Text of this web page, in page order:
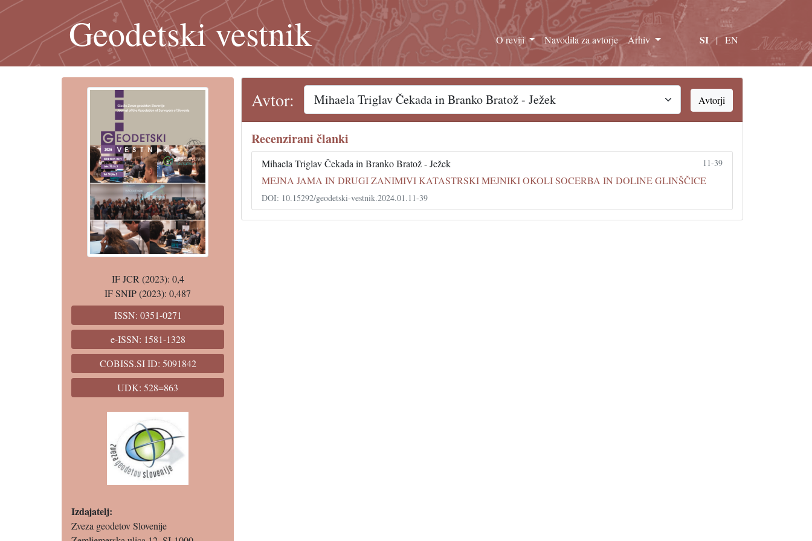
Geodetski vestnik O reviji Navodila za avtorje Arhiv SI | EN
IF JCR (2023): 0,4
IF SNIP (2023): 0,487
ISSN: 0351-0271
e-ISSN: 1581-1328
COBISS.SI ID: 5091842
UDK: 528=863
Izdajatelj:
Zveza geodetov Slovenije
Avtor: Avtorji
Recenzirani članki
Mihaela Triglav Čekada in Branko Bratož - Ježek 11-39
MEJNA JAMA IN DRUGI ZANIMIVI KATASTRSKI MEJNIKI OKOLI SOCERBA IN DOLINE GLINŠČICE
DOI: 10.15292/geodetski-vestnik.2024.01.11-39